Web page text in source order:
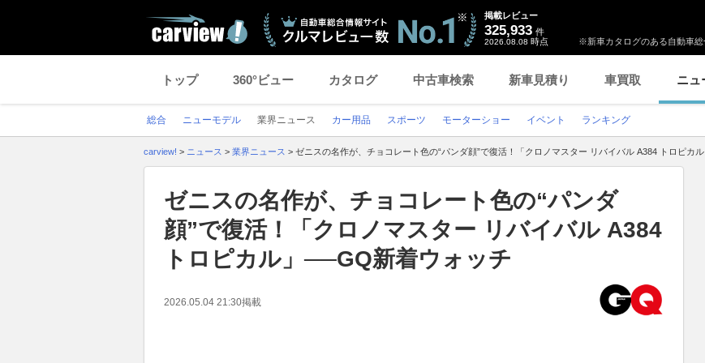
※新車カタログのある自動車総
掲載レビュー
325,933 件
2026.08.08 時点
トップ 360°ビュー カタログ 中古車検索 新車見積り 車買取 ニュ
総合 ニューモデル 業界ニュース カー用品 スポーツ モーターショー イベント ランキング
carview! > ニュース > 業界ニュース > ゼニスの名作が、チョコレート色の“パンダ顔”で復活！「クロノマスター リバイバル A384 トロピカ
ゼニスの名作が、チョコレート色の“パンダ
顔”で復活！「クロノマスター リバイバル A384
トロピカル」──GQ新着ウォッチ
2026.05.04 21:30掲載